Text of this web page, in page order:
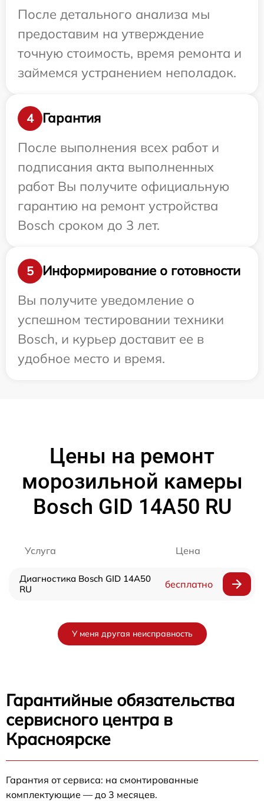
После детального анализа мы
предоставим на утверждение
точную стоимость, время ремонта и
займемся устранением неполадок.
4
Гарантия
После выполнения всех работ и
подписания акта выполненных
работ Вы получите официальную
гарантию на ремонт устройства
Bosch сроком до 3 лет.
5
Информирование о готовности
Вы получите уведомление о
успешном тестировании техники
Bosch, и курьер доставит ее в
удобное место и время.
Цены на ремонт
морозильной камеры
Bosch GID 14A50 RU
Услуга Цена
Диагностика Bosch GID 14A50
RU
бесплатно
У меня другая неисправность
Гарантийные обязательства
сервисного центра в
Красноярске
Гарантия от сервиса: на смонтированные
комплектующие — до 3 месяцев.